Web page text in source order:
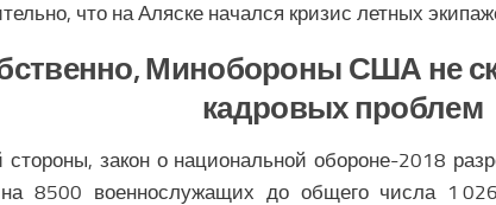
что на Аляске начался кризис летных
Минобороны США не
кадровых проблем
закон о национальной обороне-2018
8500 военнослужащих до общего числа 1